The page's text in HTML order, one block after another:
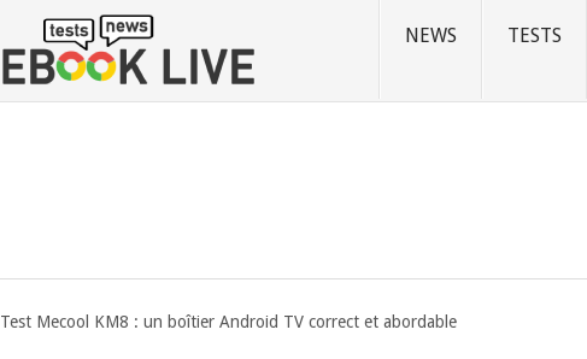
NEWS TESTS
Test Mecool KM8 : un boîtier Android TV correct et abordable